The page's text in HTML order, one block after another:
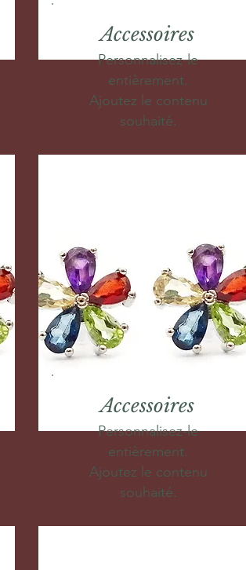
Accessoires
Personnalisez-le
entièrement.
Ajoutez le contenu
souhaité.
Accessoires
Personnalisez-le
entièrement.
Ajoutez le contenu
souhaité.